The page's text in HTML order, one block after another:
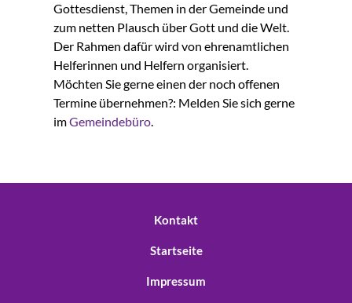
Gottesdienst, Themen in der Gemeinde und
zum netten Plausch über Gott und die Welt.
Der Rahmen dafür wird von ehrenamtlichen
Helferinnen und Helfern organisiert.
Möchten Sie gerne einen der noch offenen
Termine übernehmen?: Melden Sie sich gerne
imGemeindebüro.
Kontakt
Startseite
Impressum